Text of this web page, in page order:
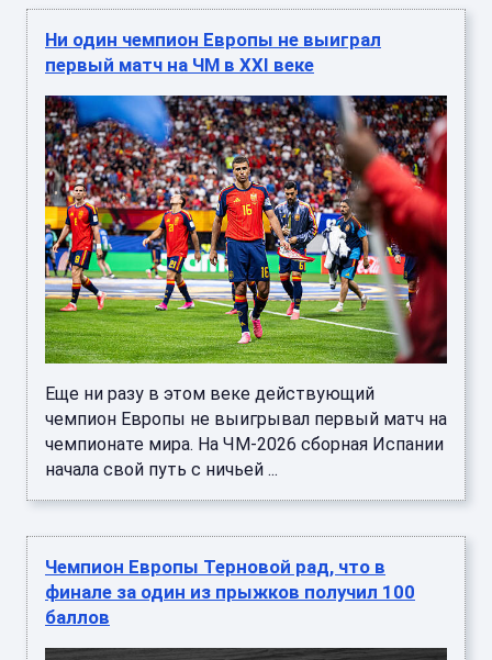
Ни один чемпион Европы не выиграл
первый матч на ЧМ в XXI веке
Еще ни разу в этом веке действующий
чемпион Европы не выигрывал первый матч на
чемпионате мира. На ЧМ-2026 сборная Испании
начала свой путь с ничьей ...
Чемпион Европы Терновой рад, что в
финале за один из прыжков получил 100
баллов